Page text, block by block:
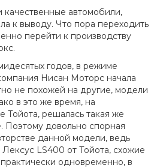
качественные автомобили,
к выводу. Что пора переходить
перейти к производству
годов, в режиме
Нисан Моторс начала
не похожей на другие, модели
в это же время, на
Тойота, решалась такая же
Поэтому довольно спорная
данной модели, ведь
LS400 от Тойота, схожие
одновременно, в